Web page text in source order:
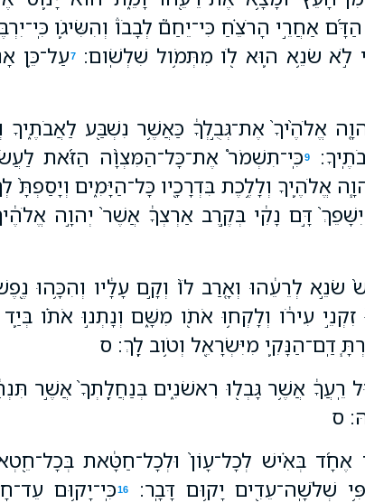
אַחֲרֵ֣י הָרֹצֵ֗חַ כִּי־יֵחַם֮ לְבָבֹו֒ וְהִשִּׂיגֹ֛ו
לֹ֣א שֹׂנֵ֥א ה֛וּא לֹ֖ו מִתְּמֹ֥ול שִׁלְשֹֽׁום׃
7עַל־כֵּ֛ן
אֱלֹהֶ֙יךָ֙ אֶת־גְּבֻ֣לְךָ֔ כַּאֲשֶׁ֥ר נִשְׁבַּ֖ע
9כִּֽי־תִשְׁמֹר֩ אֶת־כָּל־הַמִּצְוָ֨ה הַזֹּ֜את
אֱלֹהֶ֛יךָ וְלָלֶ֥כֶת בִּדְרָכָ֖יו כָּל־הַיָּמִ֑ים
דָּ֣ם נָקִ֔י בְּקֶ֣רֶב אַרְצְךָ֔ אֲשֶׁר֙ יְהוָ֣ה
שֹׂנֵ֣א לְרֵעֵ֔הוּ וְאָ֤רַב לֹו֙ וְקָ֣ם עָלָ֔יו וְהִכָּ֥הוּ
זִקְנֵ֣י עִירֹ֔ו וְלָקְח֥וּ אֹתֹ֖ו מִשָּׁ֑ם וְנָתְנ֣וּ אֹתֹ֗ו
דַֽם־הַנָּקִ֛י מִיִּשְׂרָאֵ֖ל וְטֹ֥וב לָֽךְ׃ ס
רֵֽעֲךָ֔ אֲשֶׁ֥ר גָּבְל֖וּ רִאשֹׁנִ֑ים בְּנַחֲלָֽתְךָ֙ אֲשֶׁ֣ר
ס
אֶחָ֜ד בְּאִ֗ישׁ לְכָל־עָוֹן֙ וּלְכָל־חַטָּ֔את
שְׁלֹשָֽׁה־עֵדִ֖ים יָק֥וּם דָּבָֽר׃
16כִּֽי־יָק֥וּם